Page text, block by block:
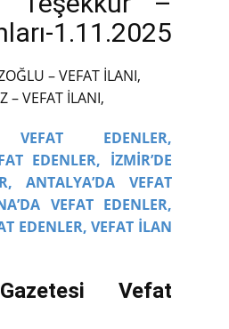
1.11.2025
– VEFAT İLANI,
– VEFAT İLANI,
VEFAT EDENLER,
EDENLER, İZMİR’DE
ANTALYA’DA VEFAT
VEFAT EDENLER,
EDENLER, VEFAT İLAN
Vefat